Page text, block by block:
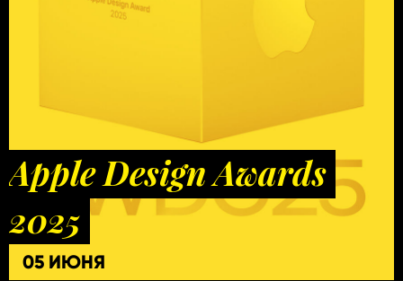
Apple Design Awards
2025
05 ИЮНЯ